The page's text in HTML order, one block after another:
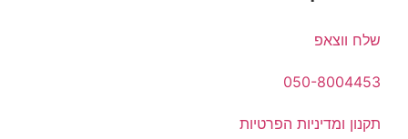
שלח ווצאפ
050-8004453
תקנון ומדיניות הפרטיות